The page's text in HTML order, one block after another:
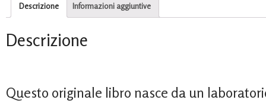
Descrizione Informazioni aggiuntive
Descrizione
Questo originale libro nasce da un